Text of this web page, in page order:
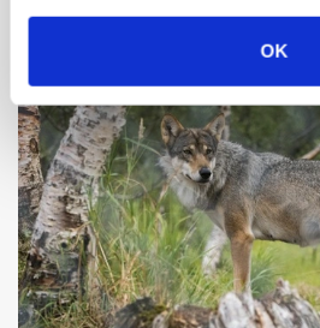
OK
presset marked for oksekød